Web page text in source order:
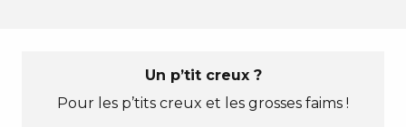
Un p’tit creux ?
Pour les p’tits creux et les grosses faims !